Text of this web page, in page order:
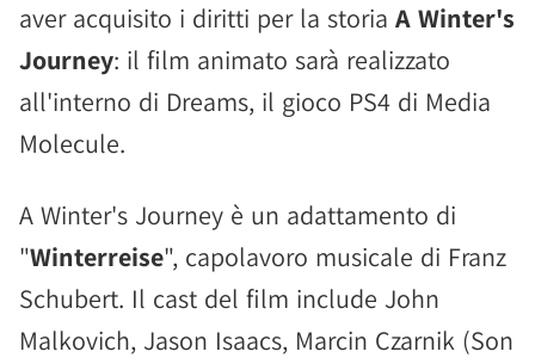
aver acquisito i diritti per la storia A Winter's
Journey: il film animato sarà realizzato
all'interno di Dreams, il gioco PS4 di Media
Molecule.
A Winter's Journey è un adattamento di
"Winterreise", capolavoro musicale di Franz
Schubert. Il cast del film include John
Malkovich, Jason Isaacs, Marcin Czarnik (Son